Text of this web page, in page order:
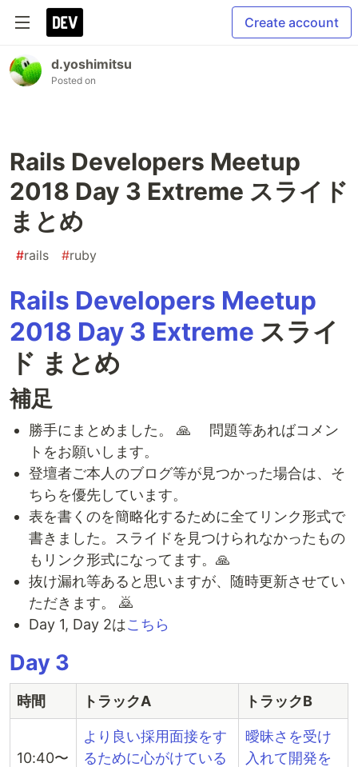
Create account
d.yoshimitsu
Posted on
Rails Developers Meetup
2018 Day 3 Extreme スライド
まとめ
#rails #ruby
Rails Developers Meetup
2018 Day 3 Extreme スライ
ド まとめ
補足
勝手にまとめました。 🙏 問題等あればコメン
トをお願いします。
登壇者ご本人のブログ等が見つかった場合は、そ
ちらを優先しています。
表を書くのを簡略化するために全てリンク形式で
書きました。スライドを見つけられなかったもの
もリンク形式になってます。🙏
抜け漏れ等あると思いますが、随時更新させてい
ただきます。 🙇
Day 1, Day 2はこちら
Day 3
時間 トラックA トラックB
10:40〜
より良い採用面接をす
るために心がけている
曖昧さを受け
入れて開発を